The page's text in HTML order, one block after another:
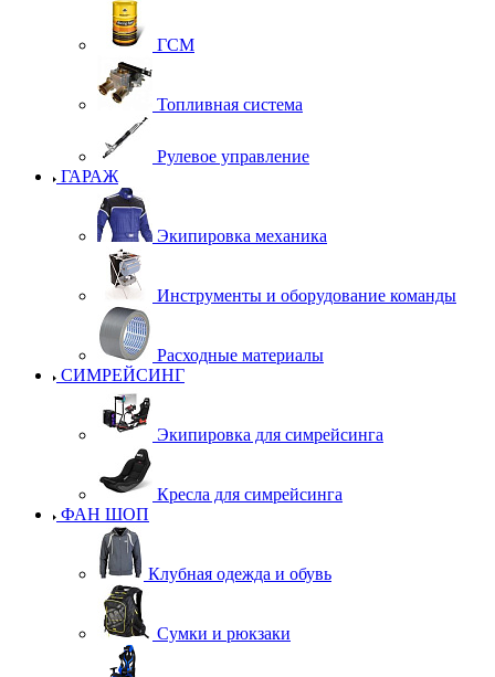
ГСМ
Топливная система
Рулевое управление
ГАРАЖ
Экипировка механика
Инструменты и оборудование команды
Расходные материалы
СИМРЕЙСИНГ
Экипировка для симрейсинга
Кресла для симрейсинга
ФАН ШОП
Клубная одежда и обувь
Сумки и рюкзаки